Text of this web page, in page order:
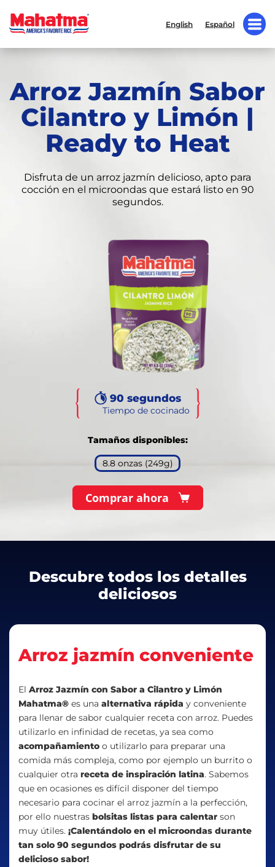
English Español
Arroz Jazmín Sabor
Cilantro y Limón |
Ready to Heat
Disfruta de un arroz jazmín delicioso, apto para
cocción en el microondas que estará listo en 90
segundos.
90 segundos
Tiempo de cocinado
Tamaños disponibles:
8.8 onzas (249g)
Comprar ahora
Descubre todos los detalles
deliciosos
Arroz jazmín conveniente
El Arroz Jazmín con Sabor a Cilantro y Limón
Mahatma® es una alternativa rápida y conveniente
para llenar de sabor cualquier receta con arroz. Puedes
utilizarlo en infinidad de recetas, ya sea como
acompañamiento o utilizarlo para preparar una
comida más compleja, como por ejemplo un burrito o
cualquier otra receta de inspiración latina. Sabemos
que en ocasiones es difícil disponer del tiempo
necesario para cocinar el arroz jazmín a la perfección,
por ello nuestras bolsitas listas para calentar son
muy útiles. ¡Calentándolo en el microondas durante
tan solo 90 segundos podrás disfrutar de su
delicioso sabor!